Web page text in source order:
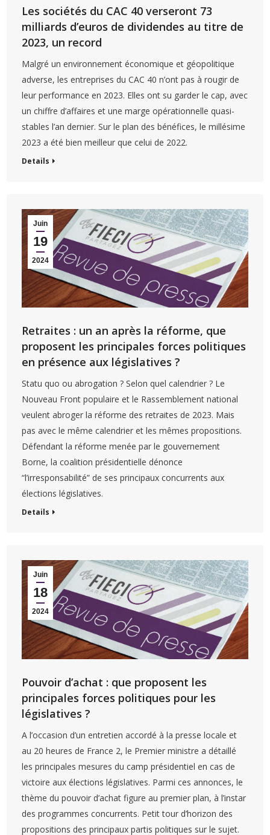
Les sociétés du CAC 40 verseront 73
milliards d’euros de dividendes au titre de
2023, un record
Malgré un environnement économique et géopolitique
adverse, les entreprises du CAC 40 n’ont pas à rougir de
leur performance en 2023. Elles ont su garder le cap, avec
un chiffre d’affaires et une marge opérationnelle quasi-
stables l’an dernier. Sur le plan des bénéfices, le millésime
2023 a été bien meilleur que celui de 2022.
Details
Juin
19
2024
Retraites : un an après la réforme, que
proposent les principales forces politiques
en présence aux législatives ?
Statu quo ou abrogation ? Selon quel calendrier ? Le
Nouveau Front populaire et le Rassemblement national
veulent abroger la réforme des retraites de 2023. Mais
pas avec le même calendrier et les mêmes propositions.
Défendant la réforme menée par le gouvernement
Borne, la coalition présidentielle dénonce
“l’irresponsabilité” de ses principaux concurrents aux
élections législatives.
Details
Juin
18
2024
Pouvoir d’achat : que proposent les
principales forces politiques pour les
législatives ?
A l’occasion d’un entretien accordé à la presse locale et
au 20 heures de France 2, le Premier ministre a détaillé
les principales mesures du camp présidentiel en cas de
victoire aux élections législatives. Parmi ces annonces, le
thème du pouvoir d’achat figure au premier plan, à l’instar
des programmes concurrents. Petit tour d’horizon des
propositions des principaux partis politiques sur le sujet.